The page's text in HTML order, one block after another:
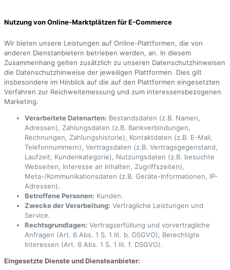
Nutzung von Online-Marktplätzen für E-Commerce
Wir bieten unsere Leistungen auf Online-Plattformen, die von
anderen Dienstanbietern betrieben werden, an. In diesem
Zusammenhang gelten zusätzlich zu unseren Datenschutzhinweisen
die Datenschutzhinweise der jeweiligen Plattformen. Dies gilt
insbesondere im Hinblick auf die auf den Plattformen eingesetzten
Verfahren zur Reichweitemessung und zum interessensbezogenen
Marketing.
Verarbeitete Datenarten: Bestandsdaten (z.B. Namen,
Adressen), Zahlungsdaten (z.B. Bankverbindungen,
Rechnungen, Zahlungshistorie), Kontaktdaten (z.B. E-Mail,
Telefonnummern), Vertragsdaten (z.B. Vertragsgegenstand,
Laufzeit, Kundenkategorie), Nutzungsdaten (z.B. besuchte
Webseiten, Interesse an Inhalten, Zugriffszeiten),
Meta-/Kommunikationsdaten (z.B. Geräte-Informationen, IP-
Adressen).
Betroffene Personen: Kunden.
Zwecke der Verarbeitung: Vertragliche Leistungen und
Service.
Rechtsgrundlagen: Vertragserfüllung und vorvertragliche
Anfragen (Art. 6 Abs. 1 S. 1 lit. b. DSGVO), Berechtigte
Interessen (Art. 6 Abs. 1 S. 1 lit. f. DSGVO).
Eingesetzte Dienste und Diensteanbieter: